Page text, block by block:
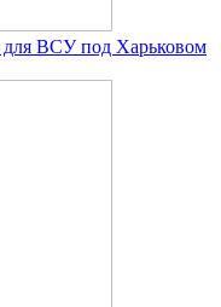
для ВСУ под Харьковом